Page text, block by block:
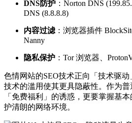
DNS防护 ：Norton DNS
DNS (8.8.8.8)
内容过滤 ：浏览器插件
Nanny
隐私保护 ：Tor 浏览器、
色情网站的SEO技术正向「技术驱
技术的滥用使其更具隐蔽性。作为
「免费福利」的诱惑，更要掌握基
护清朗的网络环境。